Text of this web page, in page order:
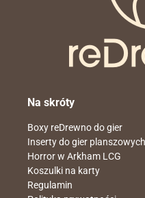
Na skróty
Boxy reDrewno do gier
Inserty do gier planszowych
Horror w Arkham LCG
Koszulki na karty
Regulamin